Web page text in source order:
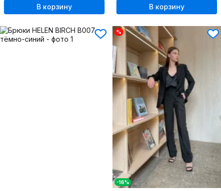
В корзину В корзину
%
-16%